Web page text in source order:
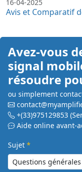
16-04-2025
Avis et Comparatif
Avez-vous
signal
résoudre
ou simplement
+(33)975129853
Aide online avant-
Sujet *